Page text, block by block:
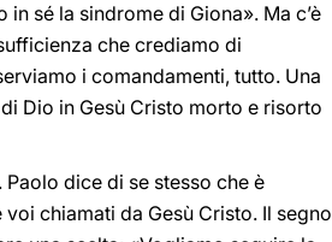
sé la sindrome di Giona». Ma c’è
che crediamo di
i comandamenti, tutto. Una
Dio in Gesù Cristo morto e risorto
dice di se stesso che è
chiamati da Gesù Cristo. Il segno